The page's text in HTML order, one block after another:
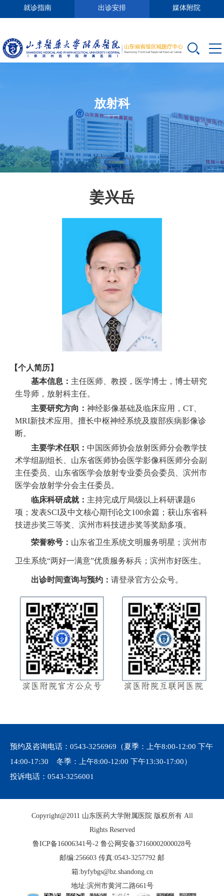
就诊指南 出诊安排 媒体附院
放射科
姜兴岳
【个人简历】
基本信息： 主任医师、教授，医学博士，博士研究
生导师，放射科主任。
主要研究方向： 神经影像基础及临床应用，CT、
MRI新技术应用。擅长中枢神经系统及腹部疾病影像诊
断。
主要学术任职： 中国医师协会放射医师分会教学技
术学组副组长、山东省医师协会医学影像科医师分会副
主任委员、山东省医学会放射专业委员会委员、滨州市
医学会放射学分会主任委员。
临床科研成就： 主持完成厅局级以上科研课题6
项；发表SCI及中文核心期刊论文100余篇；获山东省科
技进步奖三等奖、滨州市科技进步奖等奖励多项。
荣誉称号： 山东省卫生系统文明服务明星；滨州市
卫生系统“两好一满意”优质服务标兵；滨州市好医生。
出诊时间查询与预约： 请登录官方公众号。
预约及咨询电话： 0543-3256969 （夏季：上午8:00-12:00 下午
14:00-17:30 冬季：上午8:00-12:00 下午13:30-17:00）
投诉电话： 0543-3256001
Copyright@2011 山东医药大学附属医院 版权所有 All
Rights Reserved
鲁ICP备16006341号-2 鲁公网安备37160002000028号
邮编:256603 传真:0543-3257792 邮
箱:byfybgs@bz.shandong.cn
地址:滨州市黄河二路661号